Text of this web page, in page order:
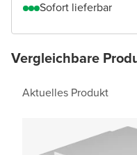
Sofort lieferbar
Vergleichbare
Aktuelles Produkt